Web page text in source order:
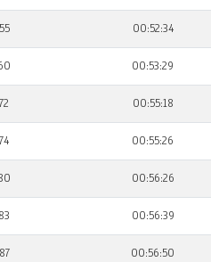
55 00:52:34
00:53:29
72 00:55:18
74 00:55:26
00:56:26
83 00:56:39
87 00:56:50